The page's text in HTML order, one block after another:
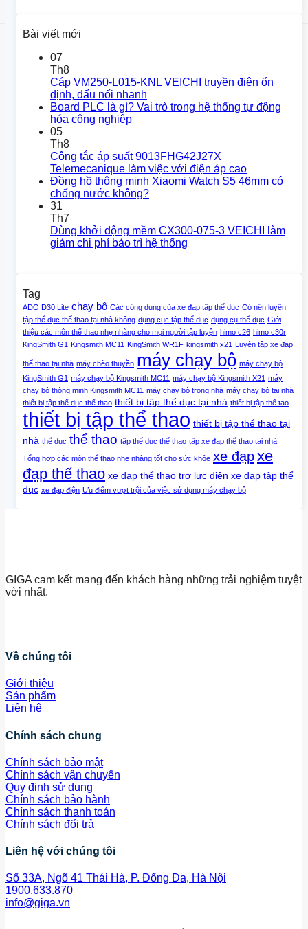
Bài viết mới
07
Th8
Cáp VM250-L015-KNL VEICHI truyền điện ổn
định, đấu nối nhanh
Board PLC là gì? Vai trò trong hệ thống tự động
hóa công nghiệp
05
Th8
Công tắc áp suất 9013FHG42J27X
Telemecanique làm việc với điện áp cao
Đồng hồ thông minh Xiaomi Watch S5 46mm có
chống nước không?
31
Th7
Dùng khởi động mềm CX300-075-3 VEICHI làm
giảm chi phí bảo trì hệ thống
Tag
ADO D30 Lite chạy bộ Các công dụng của xe đạp tập thể dục Có nên luyện
tập thể dục thể thao tại nhà không dụng cục tập thể dục dụng cụ thể dục Giới
thiệu các môn thể thao nhẹ nhàng cho mọi người tập luyện himo c26 himo c30r
KingSmith G1 Kingsmith MC11 KingSmith WR1F kingsmith x21 Luyện tập xe đạp
thể thao tại nhà máy chèo thuyền máy chạy bộ máy chạy bộ
KingSmith G1 máy chạy bộ Kingsmith MC11 máy chạy bộ Kingsmith X21 máy
chạy bộ thông minh Kingsmith MC11 máy chạy bộ trong nhà máy chạy bộ tại nhà
thiết bị tập thể dục thể thao thiết bị tập thể dục tại nhà thiết bị tập thể tao
thiết bị tập thể thao thiết bị tập thể thao tại
nhà thể dục thể thao tập thể dục thể thao tập xe đạp thể thao tại nhà
Tổng hợp các môn thể thao nhẹ nhàng tốt cho sức khỏe xe đạpxe
đạp thể thao xe đạp thể thao trợ lực điện xe đạp tập thể
dục xe đạp điện Ưu điểm vượt trội của việc sử dụng máy chạy bộ
GIGA cam kết mang đến khách hàng những trải nghiệm tuyệt
vời nhất.
Về chúng tôi
Giới thiệu
Sản phẩm
Liên hệ
Chính sách chung
Chính sách bảo mật
Chính sách vận chuyển
Quy định sử dụng
Chính sách bảo hành
Chính sách thanh toán
Chính sách đổi trả
Liên hệ với chúng tôi
Số 33A, Ngõ 41 Thái Hà, P. Đống Đa, Hà Nội
1900.633.870
info@giga.vn